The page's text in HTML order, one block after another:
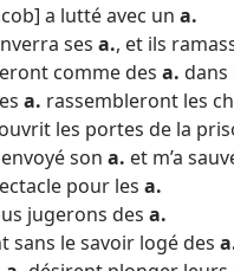
a lutté avec un a.
ses a., et ils
comme des a. dans
a. rassembleront les
ouvrit les portes de la
son a. et m’a
pour les a.
jugerons des a.
sans le savoir logé des